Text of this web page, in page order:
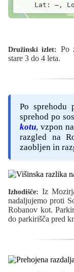
Lat: –,
Družinski izlet: Po
stare 3 do 4 leta.
Po sprehodu
sprehod po
kotu, vzpon
razgled na
zaobljen in
Izhodišče: Iz
nadaljujemo proti
Robanov kot.
do parkirišča pred